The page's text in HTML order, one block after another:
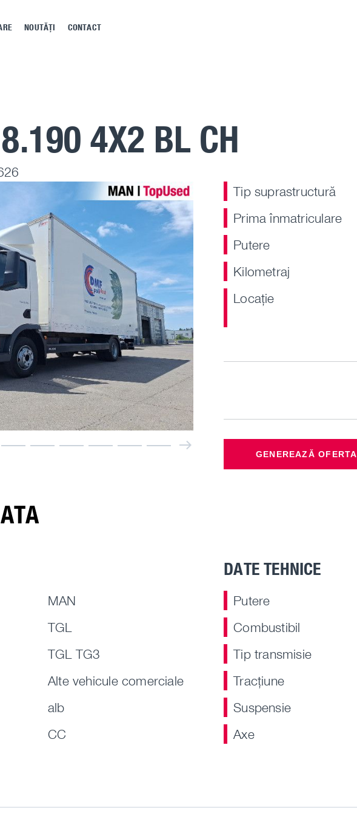
NOUTĂȚI CONTACT
4X2 BL CH
Tip suprastructură
Prima înmatriculare
Putere
Kilometraj
Locaţie
GENEREAZĂ OFERTA
MAN
TGL
TGL TG3
Alte vehicule comerciale
alb
CC
DATE TEHNICE
Putere
Combustibil
Tip transmisie
Tracţiune
Suspensie
Axe